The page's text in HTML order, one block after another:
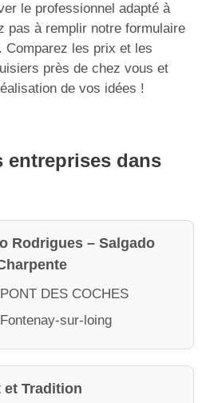
le professionnel adapté à
pas à remplir notre formulaire
Comparez les prix et les
près de chez vous et
de vos idées !
entreprises dans
Rodrigues – Salgado
DES COCHES
sur-loing
et Tradition